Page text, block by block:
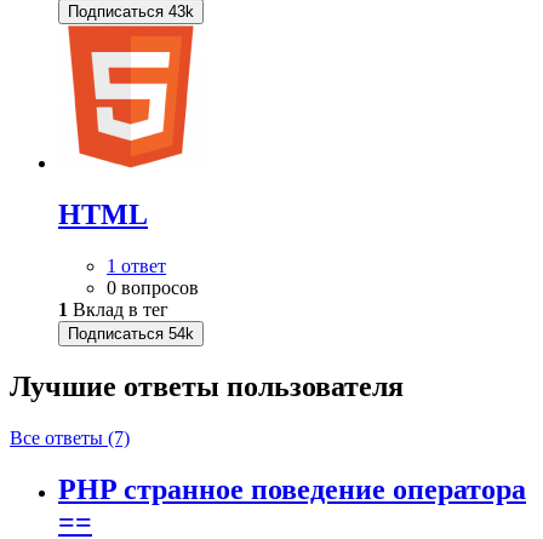
Подписаться 43k
HTML
1 ответ
0 вопросов
1 Вклад в тег
Подписаться 54k
Лучшие ответы пользователя
Все ответы (7)
PHP странное поведение оператора
==